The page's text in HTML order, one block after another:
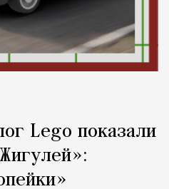
Lego показали